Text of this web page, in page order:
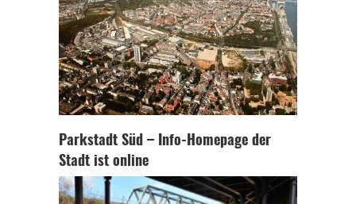
Parkstadt Süd – Info-Homepage der
Stadt ist online